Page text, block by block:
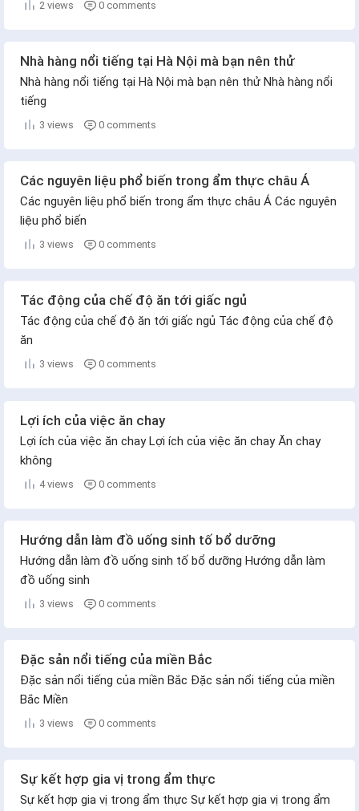
2 views 0 comments
Nhà hàng nổi tiếng tại Hà Nội mà bạn nên thử
Nhà hàng nổi tiếng tại Hà Nội mà bạn nên thử Nhà hàng nổi
tiếng
3 views 0 comments
Các nguyên liệu phổ biến trong ẩm thực châu Á
Các nguyên liệu phổ biến trong ẩm thực châu Á Các nguyên
liệu phổ biến
3 views 0 comments
Tác động của chế độ ăn tới giấc ngủ
Tác động của chế độ ăn tới giấc ngủ Tác động của chế độ
ăn
3 views 0 comments
Lợi ích của việc ăn chay
Lợi ích của việc ăn chay Lợi ích của việc ăn chay Ăn chay
không
4 views 0 comments
Hướng dẫn làm đồ uống sinh tố bổ dưỡng
Hướng dẫn làm đồ uống sinh tố bổ dưỡng Hướng dẫn làm
đồ uống sinh
3 views 0 comments
Đặc sản nổi tiếng của miền Bắc
Đặc sản nổi tiếng của miền Bắc Đặc sản nổi tiếng của miền
Bắc Miền
3 views 0 comments
Sự kết hợp gia vị trong ẩm thực
Sự kết hợp gia vị trong ẩm thực Sự kết hợp gia vị trong ẩm